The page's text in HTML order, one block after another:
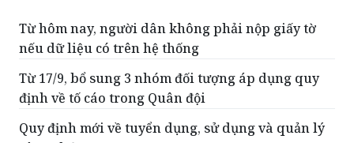
tín vùng đồng bào dân tộc thiểu số
Từ hôm nay, người dân không phải nộp giấy tờ
nếu dữ liệu có trên hệ thống
Từ 17/9, bổ sung 3 nhóm đối tượng áp dụng quy